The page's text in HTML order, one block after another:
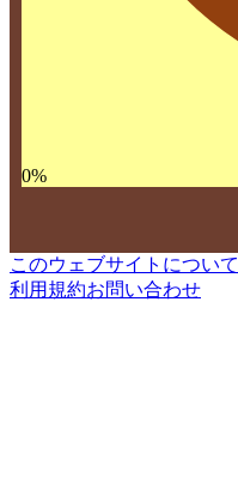
0%
このウェブサイトについて
利用規約お問い合わせ